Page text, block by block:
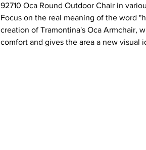
92710 Oca Round Outdoor Chair in
Focus on the real meaning of the word
creation of Tramontina's Oca Armchair,
comfort and gives the area a new visual